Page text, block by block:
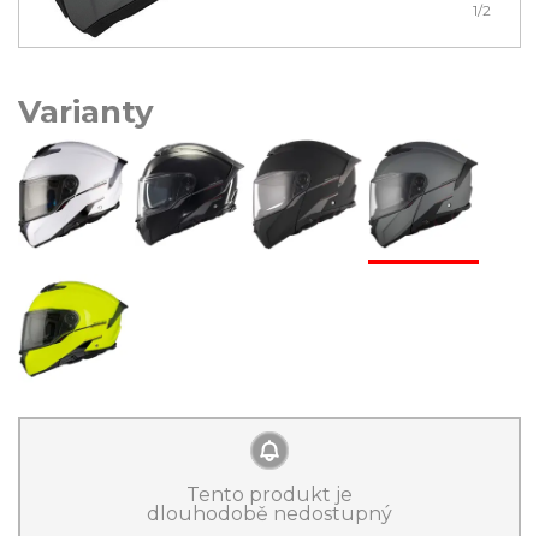
1/2
Varianty
Tento produkt je
dlouhodobě nedostupný